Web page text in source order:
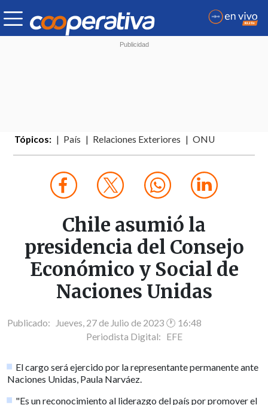
Tópicos: País Relaciones Exteriores ONU
Chile asumió la
presidencia del Consejo
Económico y Social de
Naciones Unidas
Publicado: Jueves, 27 de Julio de 2023 🕐 16:48
Periodista Digital: EFE
El cargo será ejercido por la representante permanente ante
Naciones Unidas, Paula Narváez.
"Es un reconocimiento al liderazgo del país por promover el